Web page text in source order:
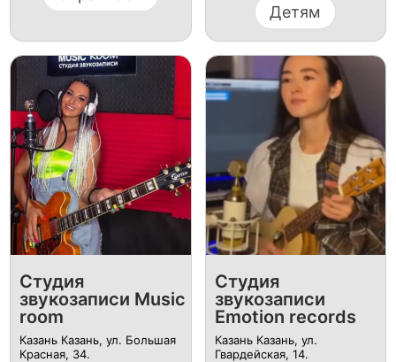
Детям
Студия
звукозаписи Music
room
Казань Казань, ул. ​Большая
Красная, 34.
Студия
звукозаписи
Emotion records
Казань Казань, ул. ​
Гвардейская, 14.